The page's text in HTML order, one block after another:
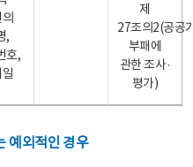
,
호,
제
27조의2(공공
부패에
관한 조사·
평가)
예외적인 경우